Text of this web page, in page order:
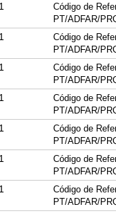
Código de
PT/ADFAR/
Código de
PT/ADFAR/
Código de
PT/ADFAR/
Código de
PT/ADFAR/
Código de
PT/ADFAR/
Código de
PT/ADFAR/
Código de
PT/ADFAR/